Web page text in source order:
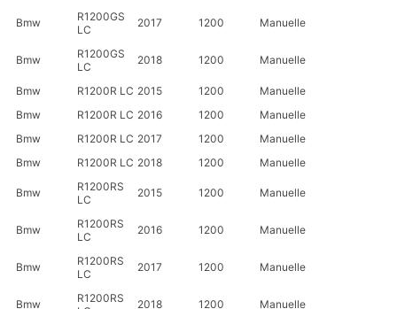
Bmw
R1200GS
LC
2017 1200 Manuelle
Bmw
R1200GS
LC
2018 1200 Manuelle
Bmw R1200R LC 2015 1200
Manuelle
Bmw
R1200R LC 2016 1200
Manuelle
Bmw
R1200R LC 2017 1200
Manuelle
Bmw
R1200R LC 2018 1200 Manuelle
Bmw
R1200RS
LC
2015 1200 Manuelle
Bmw
R1200RS
LC
2016 1200 Manuelle
Bmw
R1200RS
LC
2017 1200 Manuelle
Bmw
R1200RS
2018 1200 Manuelle